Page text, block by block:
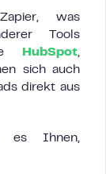
was
Tools
HubSpot,
sich auch
direkt aus
es Ihnen,